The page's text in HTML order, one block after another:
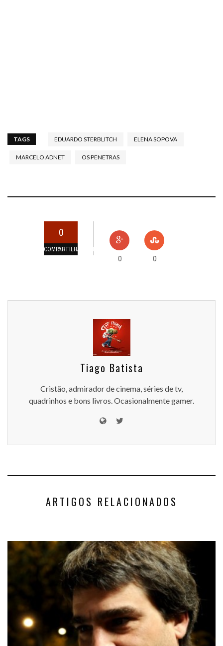
TAGS EDUARDO STERBLITCH ELENA SOPOVA
MARCELO ADNET OS PENETRAS
0
COMPARTILHAMENTOS
0 0
Tiago Batista
Cristão, admirador de cinema, séries de tv,
quadrinhos e bons livros. Ocasionalmente gamer.
ARTIGOS RELACIONADOS